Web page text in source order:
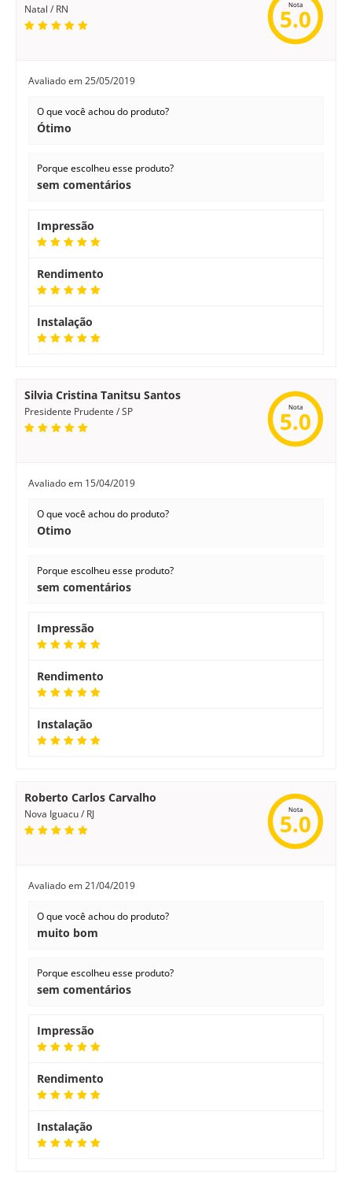
Natal / RN Nota
5.0
Avaliado em25/05/2019
O que você achou do produto?
Ótimo
Porque escolheu esse produto?
sem comentários
Impressão
Rendimento
Instalação
Silvia Cristina Tanitsu Santos
Presidente Prudente / SP Nota
5.0
Avaliado em 15/04/2019
O que você achou do produto?
Otimo
Porque escolheu esse produto?
sem comentários
Impressão
Rendimento
Instalação
Roberto Carlos Carvalho
Nova Iguacu / RJ Nota
5.0
Avaliado em21/04/2019
O que você achou do produto?
muito bom
Porque escolheu esse produto?
sem comentários
Impressão
Rendimento
Instalação